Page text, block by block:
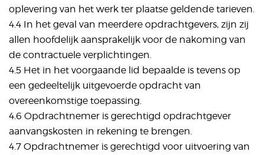
oplevering van het werk ter plaatse geldende tarieven.
4.4 In het geval van meerdere opdrachtgevers, zijn zij
allen hoofdelijk aansprakelijk voor de nakoming van
de contractuele verplichtingen.
4.5 Het in het voorgaande lid bepaalde is tevens op
een gedeeltelijk uitgevoerde opdracht van
overeenkomstige toepassing.
4.6 Opdrachtnemer is gerechtigd opdrachtgever
aanvangskosten in rekening te brengen.
4.7 Opdrachtnemer is gerechtigd voor uitvoering van